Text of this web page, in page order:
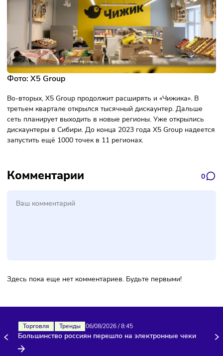
Во-вторых, X5 Group продолжит расширять и «Чижика». В
третьем квартале открылся тысячный дискаунтер.
дискаунтеры в Сибири. До конца 2023 года X5 Group